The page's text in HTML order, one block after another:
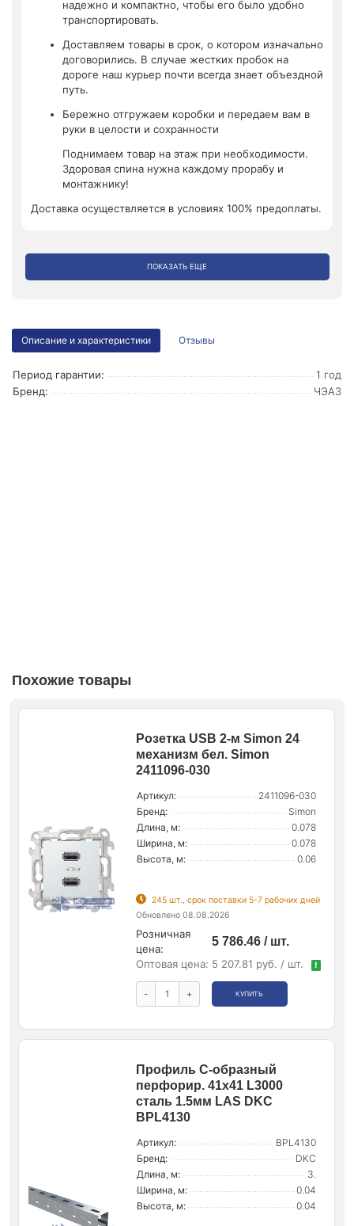
надежно и компактно, чтобы его было удобно
транспортировать.
Доставляем товары в срок, о котором изначально
договорились. В случае жестких пробок на
дороге наш курьер почти всегда знает объездной
путь.
Бережно отгружаем коробки и передаем вам в
руки в целости и сохранности
Поднимаем товар на этаж при необходимости.
Здоровая спина нужна каждому прорабу и
монтажнику!
Доставка осуществляется в условиях 100% предоплаты.
ПОКАЗАТЬ ЕЩЕ
Описание и характеристики Отзывы
Период гарантии:
1 год
Бренд:
ЧЭАЗ
Похожие товары
Розетка USB 2-м Simon 24
механизм бел. Simon
2411096-030
Артикул:
2411096-030
Бренд:
Simon
Длина, м:
0.078
Ширина, м:
0.078
Высота, м:
0.06
245 шт., срок поставки 5-7 рабочих дней
Обновлено 08.08.2026
Розничная
цена:
5 786.46 / шт.
Оптовая цена: 5 207.81 руб. / шт. !
- + КУПИТЬ
Профиль С-образный
перфорир. 41х41 L3000
сталь 1.5мм LAS DKC
BPL4130
Артикул:
BPL4130
Бренд:
DKC
Длина, м:
3.
Ширина, м:
0.04
Высота, м:
0.04